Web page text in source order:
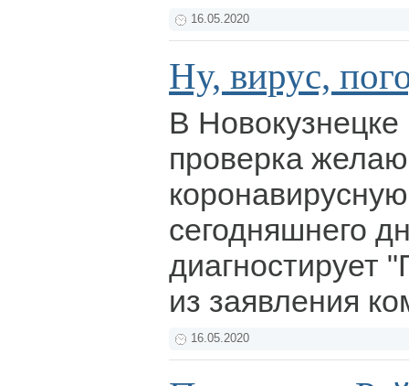
16.05.2020
Ну, вирус,
В Новокузнецке
проверка
сегодняшнего
диагностирует
из заявления
16.05.2020